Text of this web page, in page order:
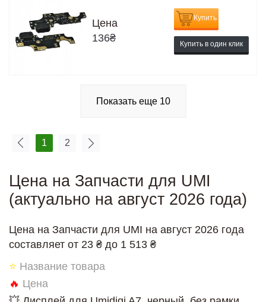
Цена
136₴
Купить
Купить в один клик
Показать еще 10
1 2
Цена на Запчасти для UMI
(актуально на август 2026 года)
Цена на Запчасти для UMI на август 2026 года
составляет от 23 ₴ до 1 513 ₴
⭐ Название товара
🔥 Цена